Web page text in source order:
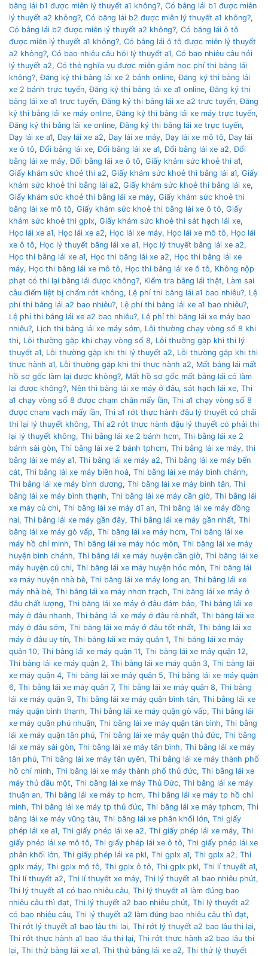
bằng lái b1 được miễn lý thuyết a1 không?, Có bằng lái b1 được miễn
lý thuyết a2 không?, Có bằng lái b2 được miễn lý thuyết a1 không?,
Có bằng lái b2 được miễn lý thuyết a2 không?, Có bằng lái ô tô
được miễn lý thuyết a1 không?, Có bằng lái ô tô được miễn lý thuyết
a2 không?, Có bao nhiêu câu hỏi lý thuyết a1, Có bao nhiêu câu hỏi
lý thuyết a2, Có thẻ nghĩa vụ được miễn giảm học phí thi bằng lái
không?,Đăng ký thi bằng lái xe 2 bánh online,Đăng ký thi bằng lái
xe 2 bánh trực tuyến,Đăng ký thi bằng lái xe a1 online,Đăng ký thi
bằng lái xe a1 trực tuyến,Đăng ký thi bằng lái xe a2 trực tuyến,Đăng
ký thi bằng lái xe máy online,Đăng ký thi bằng lái xe máy trực tuyến,
Đăng ký thi bằng lái xe online,Đăng ký thi bằng lái xe trực tuyến,
Dạy lái xe a1, Dạy lái xe a2, Dạy lái xe máy, Dạy lái xe mô tô, Dạy lái
xe ô tô,Đổi bằng lái xe,Đổi bằng lái xe a1,Đổi bằng lái xe a2,Đổi
bằng lái xe máy,Đổi bằng lái xe ô tô, Giấy khám sức khoẻ thi a1,
Giấy khám sức khoẻ thi a2, Giấy khám sức khoẻ thi bằng lái a1, Giấy
khám sức khoẻ thi bằng lái a2, Giấy khám sức khoẻ thi bằng lái xe,
Giấy khám sức khoẻ thi bằng lái xe máy, Giấy khám sức khoẻ thi
bằng lái xe mô tô, Giấy khám sức khoẻ thi bằng lái xe ô tô, Giấy
khám sức khoẻ thi gplx, Giấy khám sức khoẻ thi sát hạch lái xe,
Học lái xe a1, Học lái xe a2, Học lái xe máy, Học lái xe mô tô, Học lái
xe ô tô, Học lý thuyết bằng lái xe a1, Học lý thuyết bằng lái xe a2,
Học thi bằng lái xe a1, Học thi bằng lái xe a2, Học thi bằng lái xe
máy, Học thi bằng lái xe mô tô, Học thi bằng lái xe ô tô, Không nộp
phạt có thi lại bằng lái được không?, Kiểm tra bằng lái thật, Làm sai
câu điểm liệt bị chấm rớt không, Lệ phí thi bằng lái a1 bao nhiêu?, Lệ
phí thi bằng lái a2 bao nhiêu?, Lệ phí thi bằng lái xe a1 bao nhiêu?,
Lệ phí thi bằng lái xe a2 bao nhiêu?, Lệ phí thi bằng lái xe máy bao
nhiêu?, Lịch thi bằng lái xe máy sớm, Lỗi thường chạy vòng số 8 khi
thi, Lỗi thường gặp khi chạy vòng số 8, Lỗi thường gặp khi thi lý
thuyết a1, Lỗi thường gặp khi thi lý thuyết a2, Lỗi thường gặp khi thi
thực hành a1, Lỗi thường gặp khi thi thực hành a2, Mất bằng lái mất
hồ sơ gốc làm lại được không?, Mất hồ sơ gốc mất bằng lái có làm
lại được không?, Nên thì bằng lái xe máy ở đâu, sát hạch lái xe, Thi
a1 chạy vòng số 8 được chạm chân mấy lần, Thi a1 chạy vòng số 8
được chạm vạch mấy lần, Thi a1 rớt thực hành đậu lý thuyết có phải
thi lại lý thuyết không, Thi a2 rớt thực hành đậu lý thuyết có phải thi
lại lý thuyết không, Thi bằng lái xe 2 bánh hcm, Thi bằng lái xe 2
bánh sài gòn, Thi bằng lái xe 2 bánh tphcm, Thi bằng lái xe máy, thi
bằng lái xe máy a1, Thi bằng lái xe máy a2, Thi bằng lái xe máy bến
cát, Thi bằng lái xe máy biên hoà, Thi bằng lái xe máy bình chánh,
Thi bằng lái xe máy bình dương, Thi bằng lái xe máy bình tân, Thi
bằng lái xe máy bình thạnh, Thi bằng lái xe máy cần giờ, Thi bằng lái
xe máy củ chi, Thi bằng lái xe máy dĩ an, Thi bằng lái xe máy đồng
nai, Thi bằng lái xe máy gần đây, Thi bằng lái xe máy gần nhất, Thi
bằng lái xe máy gò vấp, Thi bằng lái xe máy hcm, Thi bằng lái xe
máy hồ chí minh, Thi bằng lái xe máy hóc môn, Thi bằng lái xe máy
huyện bình chánh, Thi bằng lái xe máy huyện cần giờ, Thi bằng lái xe
máy huyện củ chi, Thi bằng lái xe máy huyện hóc môn, Thi bằng lái
xe máy huyện nhà bè, Thi bằng lái xe máy long an, Thi bằng lái xe
máy nhà bè, Thi bằng lái xe máy nhơn trạch, Thi bằng lái xe máy ở
đâu chất lượng, Thi bằng lái xe máy ở đâu đảm bảo, Thi bằng lái xe
máy ở đâu nhanh, Thi bằng lái xe máy ở đâu rẻ nhất, Thi bằng lái xe
máy ở đâu sớm, Thi bằng lái xe máy ở đâu tốt nhất, Thi bằng lái xe
máy ở đâu uy tín, Thi bằng lái xe máy quận 1, Thi bằng lái xe máy
quận 10, Thi bằng lái xe máy quận 11, Thi bằng lái xe máy quận 12,
Thi bằng lái xe máy quận 2, Thi bằng lái xe máy quận 3, Thi bằng lái
xe máy quận 4, Thi bằng lái xe máy quận 5, Thi bằng lái xe máy quận
6, Thi bằng lái xe máy quận 7, Thi bằng lái xe máy quận 8, Thi bằng
lái xe máy quận 9, Thi bằng lái xe máy quận bình tân, Thi bằng lái xe
máy quận bình thạnh, Thi bằng lái xe máy quận gò vấp, Thi bằng lái
xe máy quận phú nhuận, Thi bằng lái xe máy quận tân bình, Thi bằng
lái xe máy quận tân phú, Thi bằng lái xe máy quận thủ đức, Thi bằng
lái xe máy sài gòn, Thi bằng lái xe máy tân bình, Thi bằng lái xe máy
tân phú, Thi bằng lái xe máy tân uyên, Thi bằng lái xe máy thành phố
hồ chí minh, Thi bằng lái xe máy thành phố thủ đức, Thi bằng lái xe
máy thủ dầu một, Thi bằng lái xe máy Thủ Đức, Thi bằng lái xe máy
thuận an, Thi bằng lái xe máy tp hcm, Thi bằng lái xe máy tp hồ chí
minh, Thi bằng lái xe máy tp thủ đức, Thi bằng lái xe máy tphcm, Thi
bằng lái xe máy vũng tàu, Thi bằng lái xe phân khối lớn, Thi giấy
phép lái xe a1, Thi giấy phép lái xe a2, Thi giấy phép lái xe máy, Thi
giấy phép lái xe mô tô, Thi giấy phép lái xe ô tô, Thi giấy phép lái xe
phân khối lớn, Thi giấy phép lái xe pkl, Thi gplx a1, Thi gplx a2, Thi
gplx máy, Thi gplx mô tô, Thi gplx ô tô, Thi gplx pkl, Thi lí thuyết a1,
Thi lí thuyết a2, Thi lí thuyết xe máy, Thi lý thuyết a1 bao nhiêu phút,
Thi lý thuyết a1 có bao nhiêu câu, Thi lý thuyết a1 làm đúng bao
nhiêu câu thì đạt, Thi lý thuyết a2 bao nhiêu phút, Thi lý thuyết a2
có bao nhiêu câu, Thi lý thuyết a2 làm đúng bao nhiêu câu thì đạt,
Thi rớt lý thuyết a1 bao lâu thi lại, Thi rớt lý thuyết a2 bao lâu thi lại,
Thi rớt thực hành a1 bao lâu thi lại, Thi rớt thực hành a2 bao lâu thi
lại, Thi thử bằng lái xe a1, Thi thử bằng lái xe a2, Thi thử lý thuyết